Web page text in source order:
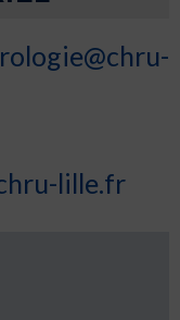
lille.fr